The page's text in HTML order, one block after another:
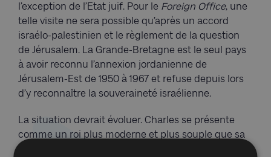
l’exception de l’Etat juif. Pour le Foreign Office, une
telle visite ne sera possible qu’après un accord
israélo-palestinien et le règlement de la question
de Jérusalem. La Grande-Bretagne est le seul pays
à avoir reconnu l’annexion jordanienne de
Jérusalem-Est de 1950 à 1967 et refuse depuis lors
d’y reconnaître la souveraineté israélienne.
La situation devrait évoluer. Charles se présente
comme un roi plus moderne et plus souple que sa